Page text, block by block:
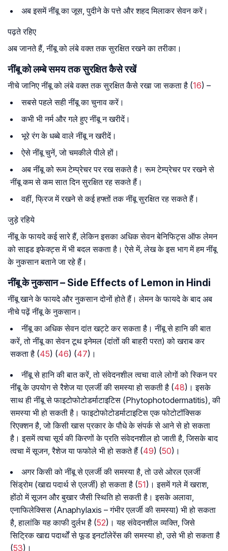
अब इसमें नींबू का जूस, पुदीने के पत्ते और शहद मिलाकर सेवन करें।
पढ़ते रहिए
अब जानते हैं, नींबू को लंबे वक्त तक सुरक्षित रखने का तरीका।
नींबू को लम्बे समय तक सुरक्षित कैसे रखें
नीचे जानिए नींबू को लंबे वक्त तक सुरक्षित कैसे रखा जा सकता है (16) –
सबसे पहले सही नींबू का चुनाव करें।
कभी भी नर्म और गले हुए नींबू न खरीदें।
भूरे रंग के धब्बे वाले नींबू न खरीदें।
ऐसे नींबू चुनें, जो चमकीले पीले हों।
अब नींबू को रूम टेम्प्रेचर पर रख सकते है। रूम टेम्प्रेचर पर रखने से
नींबू कम से कम सात दिन सुरक्षित रह सकते हैं।
वहीं, फ्रिज में रखने से कई हफ्तों तक नींबू सुरक्षित रह सकते हैं।
जुड़े रहिये
नींबू के फायदे कई सारे हैं, लेकिन इसका अधिक सेवन बेनिफिट्स ऑफ लेमन
को साइड इफेक्ट्स में भी बदल सकता है। ऐसे में, लेख के इस भाग में हम नींबू
के नुकसान बताने जा रहे हैं।
नींबू के नुकसान – Side Effects of Lemon in Hindi
नींबू खाने के फायदे और नुकसान दोनों होते हैं। लेमन के फायदे के बाद अब
नीचे पढ़ें नींबू के नुकसान।
नींबू का अधिक सेवन दांत खट्टे कर सकता है। नींबू से हानि की बात
करें, तो नींबू का सेवन टूथ इनेमल (दांतों की बाहरी परत) को खराब कर
सकता है (45) (46) (47)।
नींबू से हानि की बात करें, तो संवेदनशील त्वचा वाले लोगों को स्किन पर
नींबू के उपयोग से रैशेज या एलर्जी की समस्या हो सकती है (48)। इसके
साथ ही नींबू से फाइटोफोटोडर्माटाइटिस (Phytophotodermatitis), की
समस्या भी हो सकती है। फाइटोफोटोडर्माटाइटिस एक फोटोटॉक्सिक
रिएक्शन है, जो किसी खास प्रकार के पौधे के संपर्क से आने से हो सकता
है। इसमें त्वचा सूर्य की किरणों के प्रति संवेदनशील हो जाती है, जिसके बाद
त्वचा में सूजन, रैशेज या फफोले भी हो सकते हैं (49) (50)।
अगर किसी को नींबू से एलर्जी की समस्या है, तो उसे ओरल एलर्जी
सिंड्रोम (खाद्य पदार्थ से एलर्जी) हो सकता है (51)। इसमें गले में खराश,
होंठो में सूजन और बुखार जैसी स्थिति हो सकती है। इसके अलावा,
एनाफिलेक्सिस (Anaphylaxis – गंभीर एलर्जी की समस्या) भी हो सकता
है, हालांकि यह काफी दुर्लभ है (52)। यह संवेदनशील व्यक्ति, जिसे
सिट्रिक खाद्य पदार्थों से फूड इनटॉलेरेंस की समस्या हो, उसे भी हो सकता है
(53)।